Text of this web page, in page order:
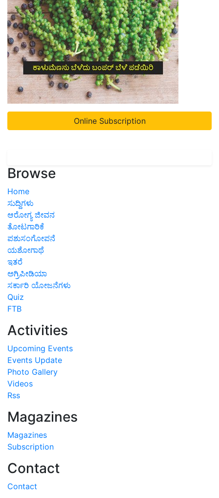
Online Subscription
Browse
Home
ಸುದ್ದಿಗಳು
ಆರೋಗ್ಯ ಜೀವನ
ತೋಟಗಾರಿಕೆ
ಪಶುಸಂಗೋಪನೆ
ಯಶೋಗಾಥೆ
ಇತರೆ
ಅಗ್ರಿಪೀಡಿಯಾ
ಸರ್ಕಾರಿ ಯೋಜನೆಗಳು
Quiz
FTB
Activities
Upcoming Events
Events Update
Photo Gallery
Videos
Rss
Magazines
Magazines
Subscription
Contact
Contact